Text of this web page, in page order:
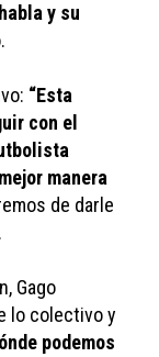
y su
“Esta
con el
manera
de darle
Gago
lo colectivo y
podemos